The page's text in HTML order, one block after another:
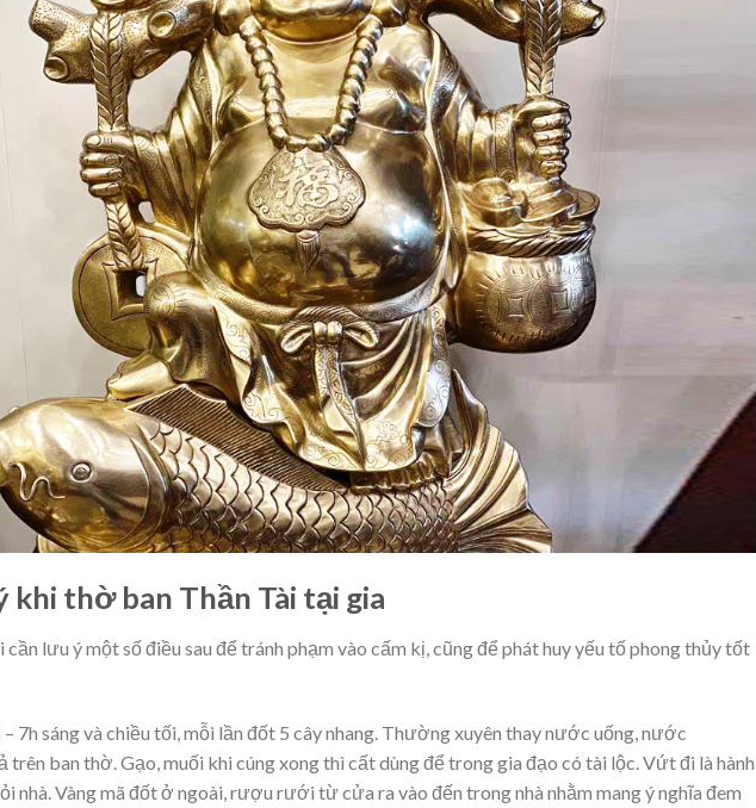
khi thờ ban Thần Tài tại gia
cần lưu ý một số điều sau để tránh phạm vào cấm kị, cũng để phát huy yếu tố phong thủy tốt
7h sáng và chiều tối, mỗi lần đốt 5 cây nhang. Thường xuyên thay nước uống, nước
trên ban thờ. Gạo, muối khi cúng xong thì cất dùng để trong gia đạo có tài lộc. Vứt đi là hành
nhà. Vàng mã đốt ở ngoài, rượu rưới từ cửa ra vào đến trong nhà nhằm mang ý nghĩa đem